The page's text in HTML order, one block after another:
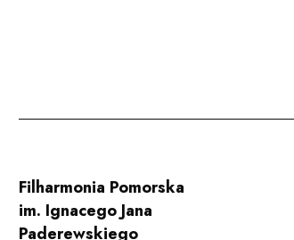
Filharmonia Pomorska
im. Ignacego Jana
Paderewskiego